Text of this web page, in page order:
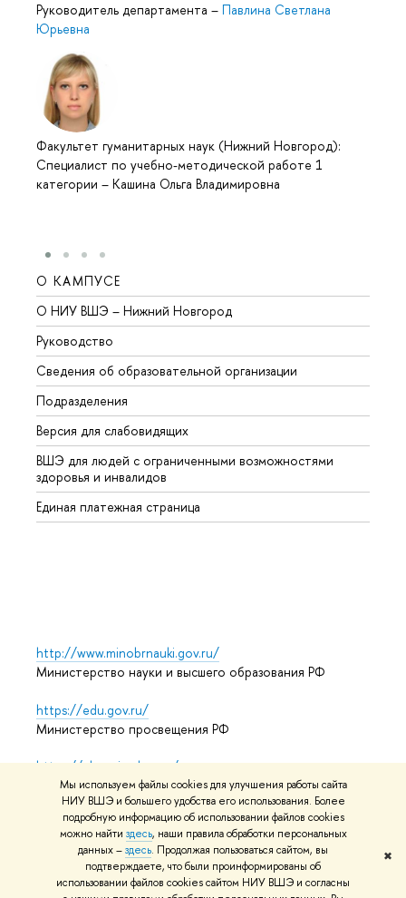
Мы используем файлы cookies для улучшения работы сайта
НИУ ВШЭ и большего удобства его использования. Более
подробную информацию об использовании файлов cookies
можно найти здесь, наши правила обработки персональных
данных –здесь. Продолжая пользоваться сайтом, вы
подтверждаете, что были проинформированы об
использовании файлов cookies сайтом НИУ ВШЭ и согласны
✖
Руководитель департамента – Павлина Светлана
Юрьевна
Факультет гуманитарных наук (Нижний Новгород):
Специалист по учебно-методической работе 1
категории – Кашина Ольга Владимировна
О КАМПУСЕ
О НИУ ВШЭ – Нижний Новгород
Руководство
Сведения об образовательной организации
Подразделения
Версия для слабовидящих
ВШЭ для людей с ограниченными возможностями
здоровья и инвалидов
Единая платежная страница
http://www.minobrnauki.gov.ru/
Министерство науки и высшего образования РФ
https://edu.gov.ru/
Министерство просвещения РФ
https://elearning.hse.ru/mooc
Массовые открытые онлайн-курсы
© НИУ ВШЭ 1993–2026 Адреса и контактыУсловия
использования материаловПолитика конфиденциальности
Карта сайта